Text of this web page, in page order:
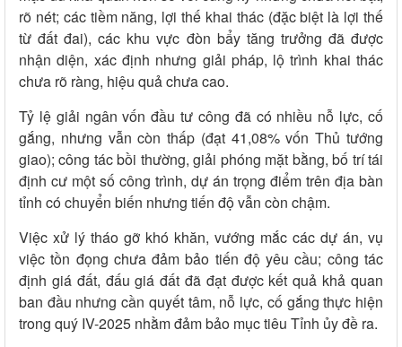
rõ nét; các tiềm năng, lợi thế khai thác (đặc biệt là lợi thế
từ đất đai), các khu vực đòn bẩy tăng trưởng đã được
nhận diện, xác định nhưng giải pháp, lộ trình khai thác
chưa rõ ràng, hiệu quả chưa cao.
Tỷ lệ giải ngân vốn đầu tư công đã có nhiều nỗ lực, cố
gắng, nhưng vẫn còn thấp (đạt 41,08% vốn Thủ tướng
giao); công tác bồi thường, giải phóng mặt bằng, bố trí tái
định cư một số công trình, dự án trọng điểm trên địa bàn
tỉnh có chuyển biến nhưng tiến độ vẫn còn chậm.
Việc xử lý tháo gỡ khó khăn, vướng mắc các dự án, vụ
việc tồn đọng chưa đảm bảo tiến độ yêu cầu; công tác
định giá đất, đấu giá đất đã đạt được kết quả khả quan
ban đầu nhưng cần quyết tâm, nỗ lực, cố gắng thực hiện
trong quý IV-2025 nhằm đảm bảo mục tiêu Tỉnh ủy đề ra.